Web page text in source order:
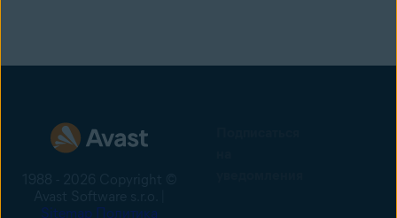
Sitemap Политика